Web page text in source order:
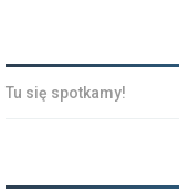
Tu się spotkamy!